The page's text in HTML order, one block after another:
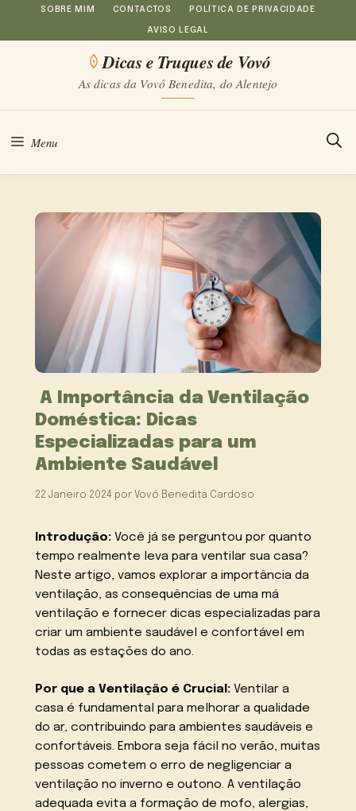
Saltar
para
conteúdo
SOBRE MIM CONTACTOS POLÍTICA DE PRIVACIDADE
AVISO LEGAL
Dicas e Truques de Vovó
As dicas da Vovó Benedita, do Alentejo
Menu
A Importância da Ventilação
Doméstica: Dicas
Especializadas para um
Ambiente Saudável
22 Janeiro 2024 por Vovó Benedita Cardoso
Introdução: Você já se perguntou por quanto
tempo realmente leva para ventilar sua casa?
Neste artigo, vamos explorar a importância da
ventilação, as consequências de uma má
ventilação e fornecer dicas especializadas para
criar um ambiente saudável e confortável em
todas as estações do ano.
Por que a Ventilação é Crucial: Ventilar a
casa é fundamental para melhorar a qualidade
do ar, contribuindo para ambientes saudáveis e
confortáveis. Embora seja fácil no verão, muitas
pessoas cometem o erro de negligenciar a
ventilação no inverno e outono. A ventilação
adequada evita a formação de mofo, alergias,